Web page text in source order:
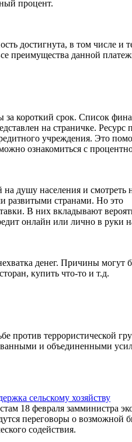
процент.
достигнута, в том числе и
преимущества данной
за короткий срок. Список
на страничке. Ресурс
учреждения. Это
ознакомиться с
душу населения и смотреть
развитыми странами. Но это
В них вкладывают
онлайн или лично в руки
денег. Причины могут
купить что-то и т.д.
против террористической
и объединенными
сельскому хозяйству
18 февраля замминистра
переговоры о возможной
содействия.